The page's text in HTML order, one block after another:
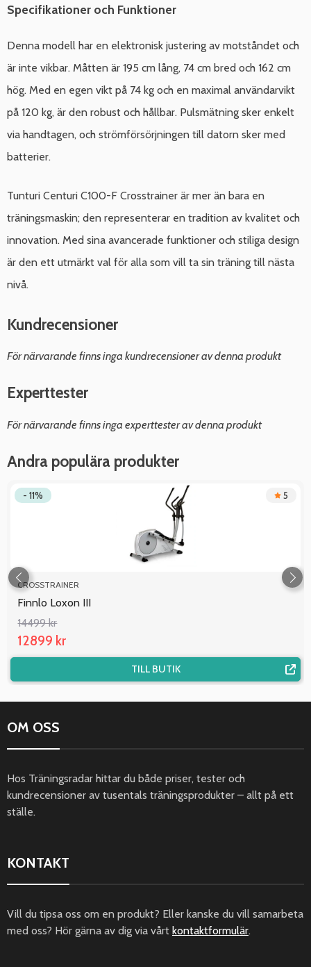
Specifikationer och Funktioner
Denna modell har en elektronisk justering av motståndet och
är inte vikbar. Måtten är 195 cm lång, 74 cm bred och 162 cm
hög. Med en egen vikt på 74 kg och en maximal användarvikt
på 120 kg, är den robust och hållbar. Pulsmätning sker enkelt
via handtagen, och strömförsörjningen till datorn sker med
batterier.
Tunturi Centuri C100-F Crosstrainer är mer än bara en
träningsmaskin; den representerar en tradition av kvalitet och
innovation. Med sina avancerade funktioner och stiliga design
är den ett utmärkt val för alla som vill ta sin träning till nästa
nivå.
Kundrecensioner
För närvarande finns inga kundrecensioner av denna produkt
Experttester
För närvarande finns inga experttester av denna produkt
Andra populära produkter
- 11% 5
CROSSTRAINER
Finnlo Loxon III
14499 kr
12899 kr
TILL BUTIK
OM OSS
Hos Träningsradar hittar du både priser, tester och
kundrecensioner av tusentals träningsprodukter – allt på ett
ställe.
KONTAKT
Vill du tipsa oss om en produkt? Eller kanske du vill samarbeta
med oss? Hör gärna av dig via vårt kontaktformulär.